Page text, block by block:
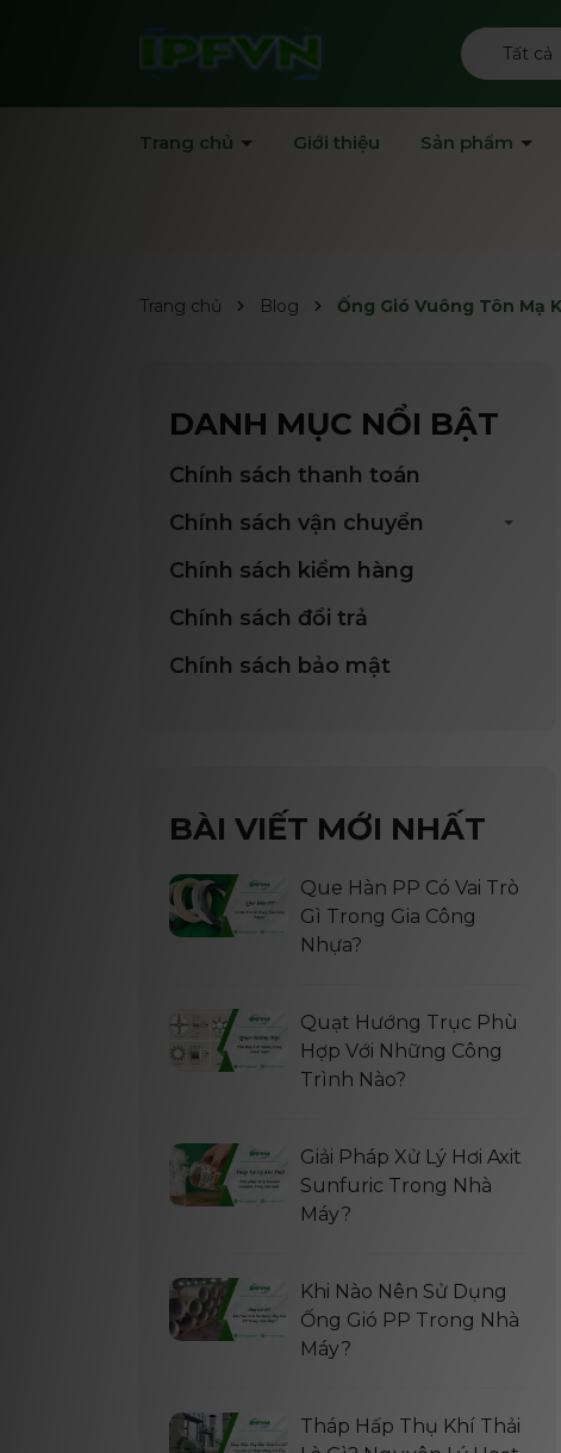
Tất cả
Trang chủ Giới thiệu Sản phẩm
Trang chủ Blog Ống Gió Vuông Tôn Mạ
DANH MỤC NỔI BẬT
Chính sách thanh toán
Chính sách vận chuyển
Chính sách kiểm hàng
Chính sách đổi trả
Chính sách bảo mật
BÀI VIẾT MỚI NHẤT
Que Hàn PP Có Vai Trò
Gì Trong Gia Công
Nhựa?
Quạt Hướng Trục Phù
Hợp Với Những Công
Trình Nào?
Giải Pháp Xử Lý Hơi Axit
Sunfuric Trong Nhà
Máy?
Khi Nào Nên Sử Dụng
Ống Gió PP Trong Nhà
Máy?
Tháp Hấp Thụ Khí Thải